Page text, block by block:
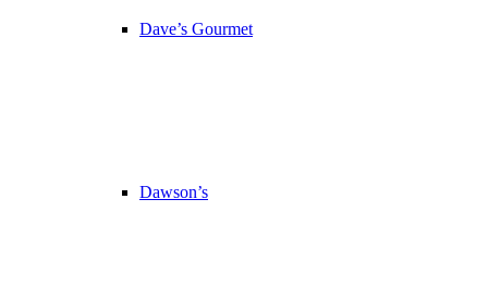
Dave’s Gourmet
Dawson’s